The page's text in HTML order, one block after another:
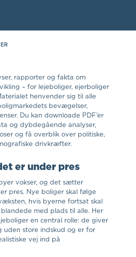
rapporter og fakta om
– for lejeboliger, ejerboliger
henvender sig til alle
bevægelser,
Du kan downloade PDF’er
og dybdegående analyser,
og få overblik over politiske,
drivkræfter.
er under pres
vokser, og det sætter
pres. Nye boliger skal følge
hvis byerne fortsat skal
med plads til alle. Her
en central rolle: de giver
uden store indskud og er for
vej ind på